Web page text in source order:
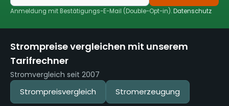
Anmeldung mit Bestätigungs-E-Mail (Double-Opt-in).Datenschutz
Strompreise vergleichen mit unserem
Tarifrechner
Stromvergleich seit 2007
Strompreisvergleich Stromerzeugung